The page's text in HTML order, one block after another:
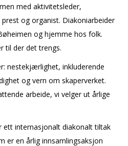
med aktivitetsleder,
og organist. Diakoniarbeider
og hjemme hos folk.
til der det trengs.
nestekjærlighet, inkluderende
og vern om skaperverket.
arbeide, vi velger ut årlige
ett internasjonalt diakonalt tiltak
er en årlig innsamlingsaksjon